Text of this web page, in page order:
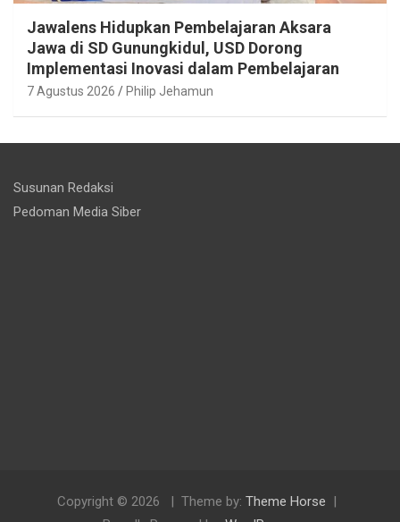
Jawalens Hidupkan Pembelajaran Aksara
Jawa di SD Gunungkidul, USD Dorong
Implementasi Inovasi dalam Pembelajaran
7 Agustus 2026 Philip Jehamun
Susunan Redaksi
Pedoman Media Siber
Copyright © 2026 Theme by: Theme Horse